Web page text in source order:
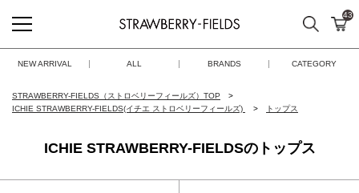
STRAWBERRY-FIELDS
検索 カ
43
NEW ARRIVAL ALL BRANDS CATEGORY
STRAWBERRY-FIELDS（ストロベリーフィールズ）TOP
ICHIE STRAWBERRY-FIELDS(イチエ ストロベリーフィールズ)
トップス
ICHIE STRAWBERRY-FIELDSのトップス